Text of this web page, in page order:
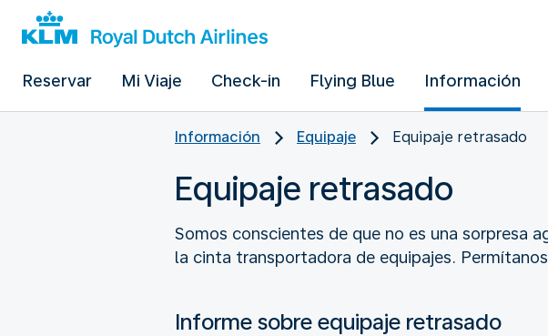
Reservar Mi Viaje Check-in Flying Blue Información
Información Equipaje Equipaje retrasado
Equipaje retrasado
Somos conscientes de que no es una sorpresa
la cinta transportadora de equipajes.
Informe sobre equipaje retrasado